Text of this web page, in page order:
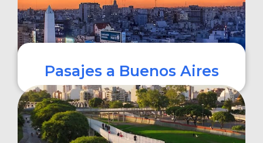
Pasajes a Buenos Aires
COMPRAR